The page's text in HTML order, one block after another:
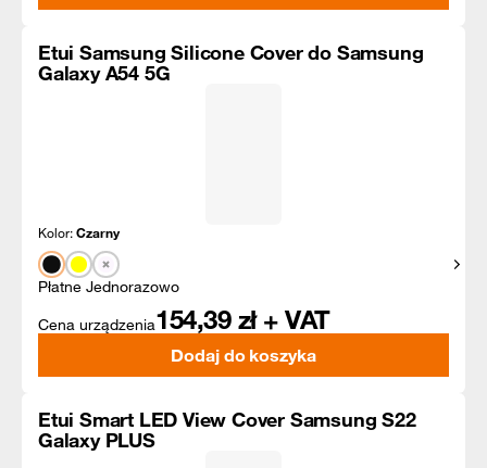
Etui Samsung Silicone Cover do Samsung
Galaxy A54 5G
Kolor:Czarny
Płatne Jednorazowo
Cena urządzenia154,39 zł + VAT
Dodaj do koszyka
Etui Smart LED View Cover Samsung S22
Galaxy PLUS